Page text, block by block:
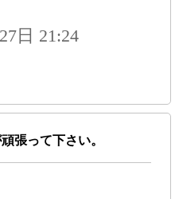
日 21:24
張って下さい。